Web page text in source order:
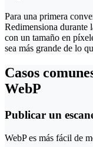
Para una primera
Redimensiona durante
con un tamaño en
sea más grande de lo
Casos
WebP
Publicar un
WebP es más fácil de